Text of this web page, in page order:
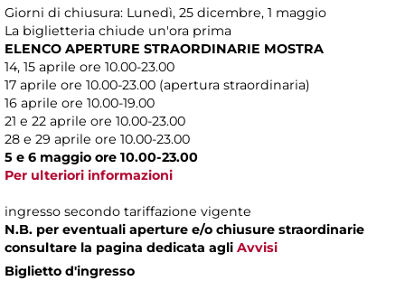
Giorni di chiusura: Lunedì, 25 dicembre, 1 maggio
La biglietteria chiude un'ora prima
ELENCO APERTURE STRAORDINARIE MOSTRA
14, 15 aprile ore 10.00-23.00
17 aprile ore 10.00-23.00 (apertura straordinaria)
16 aprile ore 10.00-19.00
21 e 22 aprile ore 10.00-23.00
28 e 29 aprile ore 10.00-23.00
5 e 6 maggio ore 10.00-23.00
Per ulteriori informazioni
ingresso secondo tariffazione vigente
N.B. per eventuali aperture e/o chiusure straordinarie
consultare la pagina dedicata agli Avvisi
Biglietto d'ingresso